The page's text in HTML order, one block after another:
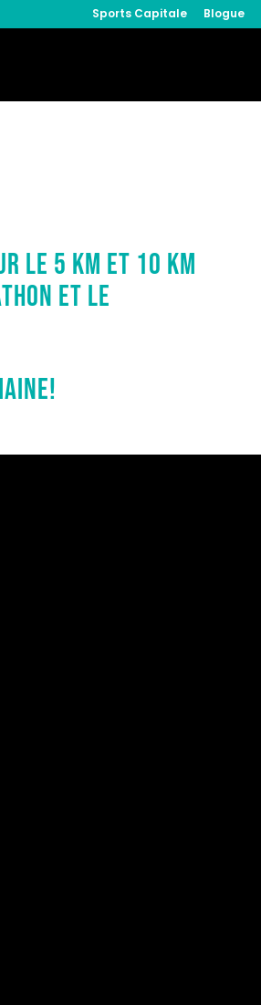
Sports Capitale Blogue
le 5 km et 10 km
et le